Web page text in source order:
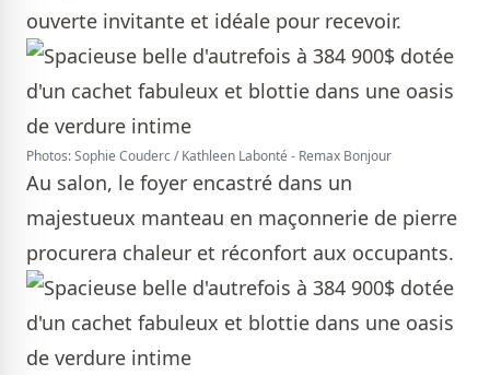
ouverte invitante et idéale pour recevoir.
Photos: Sophie Couderc / Kathleen Labonté - Remax Bonjour
Au salon, le foyer encastré dans un
majestueux manteau en maçonnerie de pierre
procurera chaleur et réconfort aux occupants.